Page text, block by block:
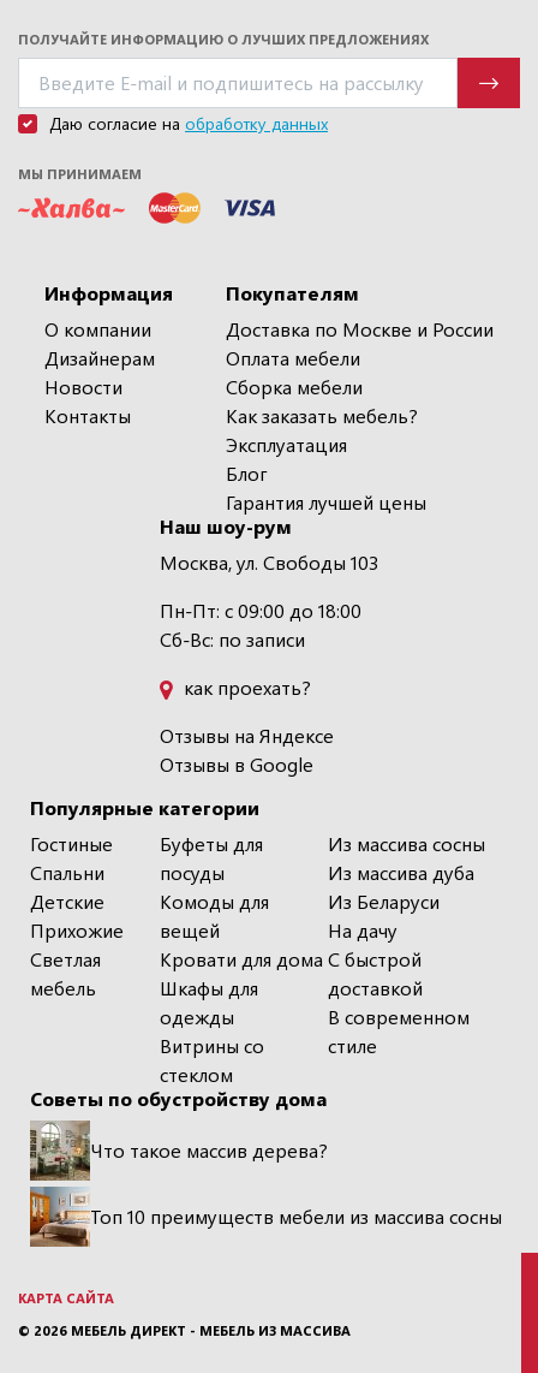
ПОЛУЧАЙТЕ ИНФОРМАЦИЮ О ЛУЧШИХ ПРЕДЛОЖЕНИЯХ
Даю согласие на обработку данных
МЫ ПРИНИМАЕМ
Информация
О компании
Дизайнерам
Новости
Контакты
Популярные категории
Гостиные
Спальни
Детские
Прихожие
Светлая
мебель
Буфеты для
посуды
Комоды для
вещей
Кровати для дома
Шкафы для
одежды
Витрины со
стеклом
Из массива сосны
Из массива дуба
Из Беларуси
На дачу
С быстрой
доставкой
В современном
стиле
Покупателям
Доставка по Москве и России
Оплата мебели
Сборка мебели
Как заказать мебель?
Эксплуатация
Блог
Гарантия лучшей цены
Наш шоу-рум
Москва, ул. Свободы 103
Пн-Пт: с 09:00 до 18:00
Сб-Вс: по записи
как проехать?
Отзывы на Яндексе
Отзывы в Google
Советы по обустройству дома
Что такое массив дерева?
Топ 10 преимуществ мебели из массива сосны
КАРТА САЙТА
© 2026 МЕБЕЛЬ ДИРЕКТ - МЕБЕЛЬ ИЗ МАССИВА